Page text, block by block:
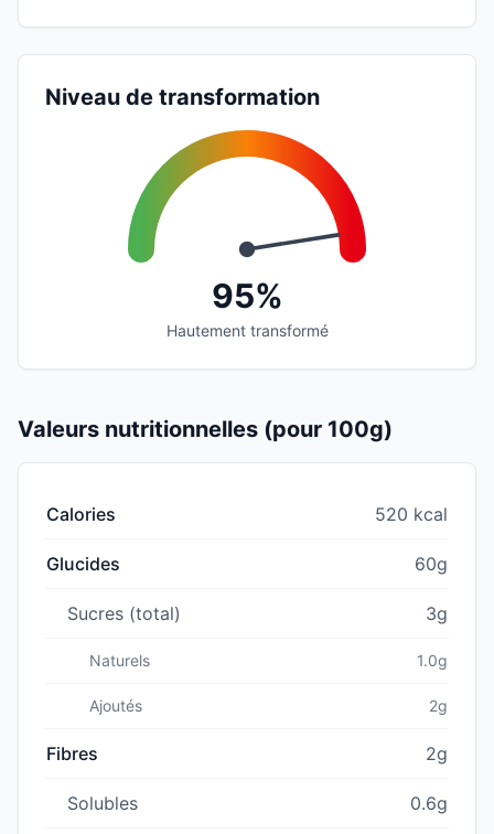
Niveau de transformation
95%
Hautement transformé
Valeurs nutritionnelles (pour 100g)
Calories 520 kcal
Glucides 60g
Sucres (total) 3g
Naturels 1.0g
Ajoutés 2g
Fibres 2g
Solubles 0.6g